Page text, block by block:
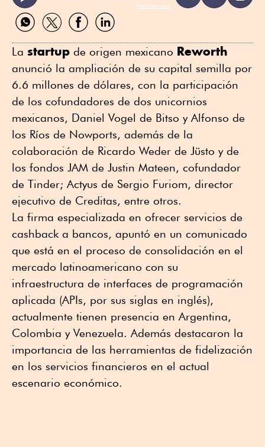
ReadSpeaker
Compartir
por
Compartir
por
Compartir
por
Compartir
por
La startup de origen mexicano Reworth
anunció la ampliación de su capital semilla por
6.6 millones de dólares, con la participación
de los cofundadores de dos unicornios
mexicanos, Daniel Vogel de Bitso y Alfonso de
los Ríos de Nowports, además de la
colaboración de Ricardo Weder de Jüsto y de
los fondos JAM de Justin Mateen, cofundador
de Tinder; Actyus de Sergio Furiom, director
ejecutivo de Creditas, entre otros.
La firma especializada en ofrecer servicios de
cashback a bancos, apuntó en un comunicado
que está en el proceso de consolidación en el
mercado latinoamericano con su
infraestructura de interfaces de programación
aplicada (APIs, por sus siglas en inglés),
actualmente tienen presencia en Argentina,
Colombia y Venezuela. Además destacaron la
importancia de las herramientas de fidelización
en los servicios financieros en el actual
escenario económico.